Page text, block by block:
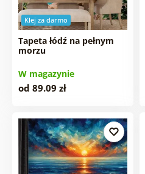
Klej za darmo
Tapeta łódź na pełnym
morzu
W magazynie
od 89.09 zł